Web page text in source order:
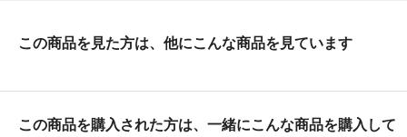
この商品を見た方は、他にこんな商品を見ています
この商品を購入された方は、一緒にこんな商品を購入して